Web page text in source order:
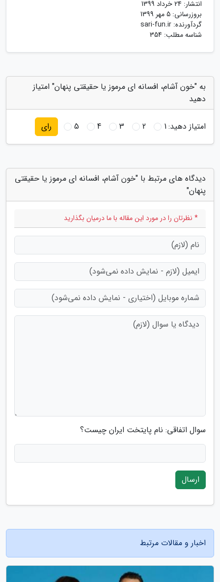
انتشار: 24 خرداد 1399
بروزرسانی: 5 مهر 1399
گردآورنده: sari-fun.ir
شناسه مطلب: 354
به "خون آشام، افسانه ای مرموز یا حقیقتی پنهان" امتیاز
دهید
امتیاز دهید:1
2
3
4
5 رای
دیدگاه های مرتبط با "خون آشام، افسانه ای مرموز یا حقیقتی
پنهان"
* نظرتان را در مورد این مقاله با ما درمیان بگذارید
سوال اتفاقی: نام پایتخت ایران چیست؟
ارسال
اخبار و مقالات مرتبط